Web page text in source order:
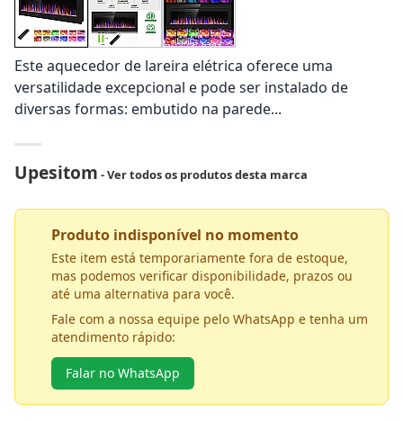
Este aquecedor de lareira elétrica oferece uma
versatilidade excepcional e pode ser instalado de
diversas formas: embutido na parede...
Upesitom - Ver todos os produtos desta marca
Produto indisponível no momento
Este item está temporariamente fora de estoque,
mas podemos verificar disponibilidade, prazos ou
até uma alternativa para você.
Fale com a nossa equipe pelo WhatsApp e tenha um
atendimento rápido:
Falar no WhatsApp